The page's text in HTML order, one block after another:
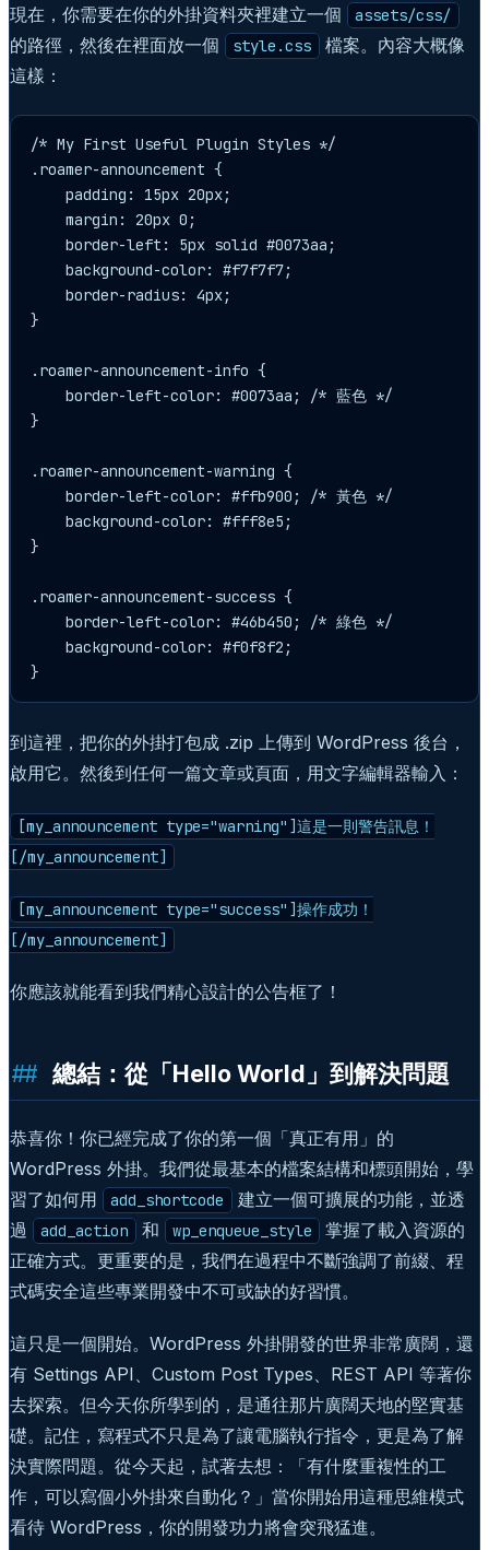
現在，你需要在你的外掛資料夾裡建立一個 assets/css/
的路徑，然後在裡面放一個 style.css 檔案。內容大概像
這樣：
/* My First Useful Plugin Styles */
.roamer-announcement {
    padding: 15px 20px;
    margin: 20px 0;
    border-left: 5px solid #0073aa;
    background-color: #f7f7f7;
    border-radius: 4px;
}
.roamer-announcement-info {
    border-left-color: #0073aa; /* 藍色 */
}
.roamer-announcement-warning {
    border-left-color: #ffb900; /* 黃色 */
    background-color: #fff8e5;
}
.roamer-announcement-success {
    border-left-color: #46b450; /* 綠色 */
    background-color: #f0f8f2;
}
到這裡，把你的外掛打包成 .zip 上傳到 WordPress 後台，
啟用它。然後到任何一篇文章或頁面，用文字編輯器輸入：
[my_announcement type="warning"]這是一則警告訊息！
[/my_announcement]
[my_announcement type="success"]操作成功！
[/my_announcement]
你應該就能看到我們精心設計的公告框了！
總結：從「Hello World」到解決問題
恭喜你！你已經完成了你的第一個「真正有用」的
WordPress 外掛。我們從最基本的檔案結構和標頭開始，學
習了如何用
add_shortcode
建立一個可擴展的功能，並透
過
add_action 和 wp_enqueue_style
掌握了載入資源的
正確方式。更重要的是，我們在過程中不斷強調了前綴、程
式碼安全這些專業開發中不可或缺的好習慣。
這只是一個開始。WordPress 外掛開發的世界非常廣闊，還
有 Settings API、Custom Post Types、REST API 等著你
去探索。但今天你所學到的，是通往那片廣闊天地的堅實基
礎。記住，寫程式不只是為了讓電腦執行指令，更是為了解
決實際問題。從今天起，試著去想：「有什麼重複性的工
作，可以寫個小外掛來自動化？」當你開始用這種思維模式
看待 WordPress，你的開發功力將會突飛猛進。